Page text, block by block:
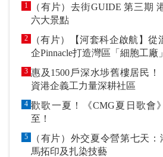
1
（有片）去街GUIDE 第三期
六大景點
2
（有片）【河套科企啟航】從溫哥
企Pinnacle打造灣區「細胞工廠」
3 惠及1500戶深水埗舊樓居民
資港企義工力量深耕社區
4 歡歌一夏！《CMG夏日歌會
至！
5
（有片）外交夏令營第七天
馬拓印及扎染技藝